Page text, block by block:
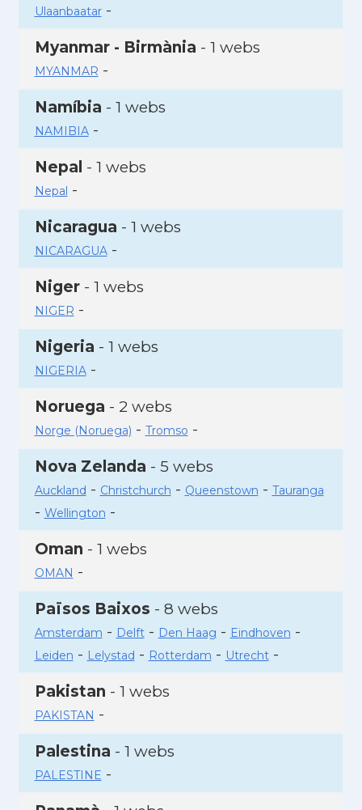
Ulaanbaatar-
Myanmar - Birmània - 1 webs
MYANMAR -
Namíbia - 1 webs
NAMIBIA-
Nepal - 1 webs
Nepal -
Nicaragua - 1 webs
NICARAGUA-
Niger- 1 webs
NIGER -
Nigeria - 1 webs
NIGERIA-
Noruega - 2 webs
Norge (Noruega) - Tromso -
Nova Zelanda - 5 webs
Auckland - Christchurch - Queenstown - Tauranga
- Wellington -
Oman - 1 webs
OMAN -
Països Baixos - 8 webs
Amsterdam - Delft- Den Haag - Eindhoven -
Leiden - Lelystad - Rotterdam - Utrecht-
Pakistan - 1 webs
PAKISTAN -
Palestina - 1 webs
PALESTINE -